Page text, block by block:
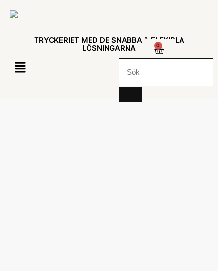
TRYCKERIET MED DE SNABBA & FLEXIBLA
LÖSNINGARNA
0